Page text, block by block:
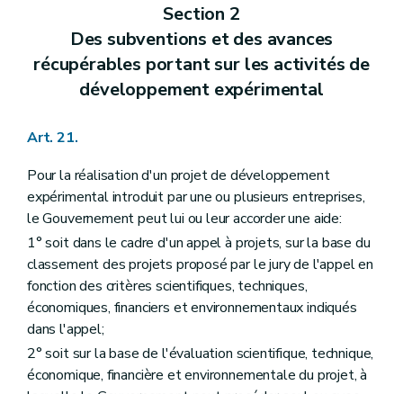
Section 2
Des subventions et des avances
récupérables portant sur les activités de
développement expérimental
Art. 21.
Pour la réalisation d'un projet de développement
expérimental introduit par une ou plusieurs entreprises,
le Gouvernement peut lui ou leur accorder une aide:
1° soit dans le cadre d'un appel à projets, sur la base du
classement des projets proposé par le jury de l'appel en
fonction des critères scientifiques, techniques,
économiques, financiers et environnementaux indiqués
dans l'appel;
2° soit sur la base de l'évaluation scientifique, technique,
économique, financière et environnementale du projet, à